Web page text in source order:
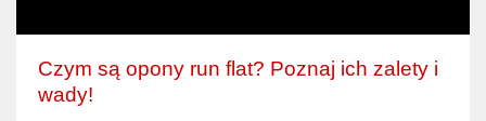
Czym są opony run flat? Poznaj ich zalety i
wady!